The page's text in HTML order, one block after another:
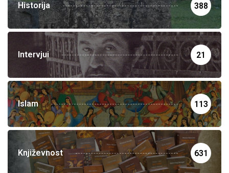
Historija 388
Intervjui 21
Islam 113
Književnost 631